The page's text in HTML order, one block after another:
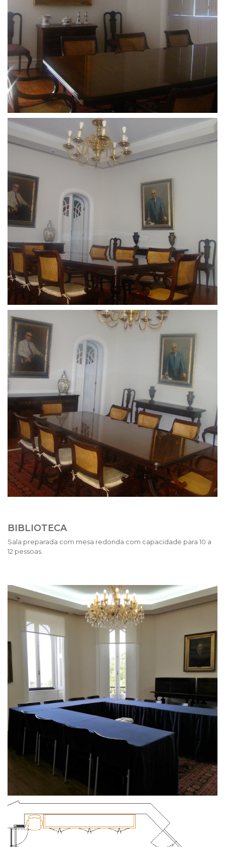
BIBLIOTECA
Sala preparada com mesa redonda com capacidade para 10 a
12 pessoas.